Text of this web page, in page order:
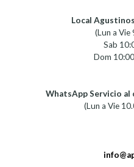
Local
(Lun a Vie
Sab
Dom
WhatsApp Servicio al
(Lun a Vie